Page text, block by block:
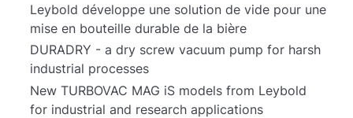
Leybold développe une solution de vide pour une
mise en bouteille durable de la bière
DURADRY - a dry screw vacuum pump for harsh
industrial processes
New TURBOVAC MAG iS models from Leybold
for industrial and research applications